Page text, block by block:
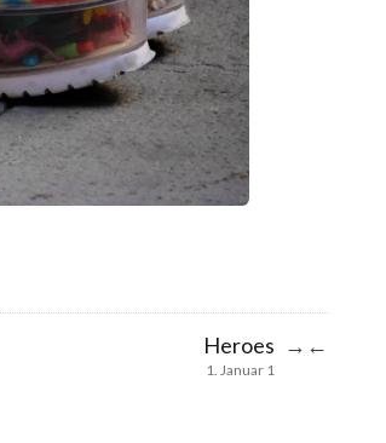
Heroes
1. Januar 1
→ ←